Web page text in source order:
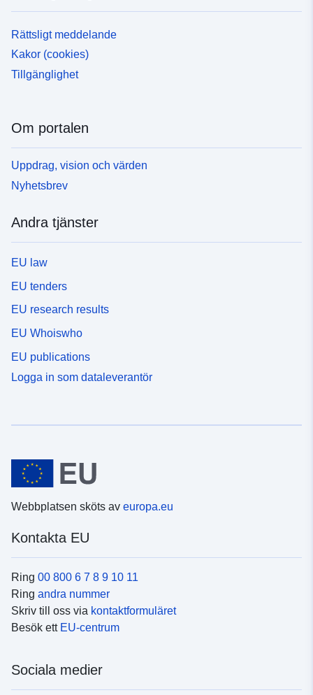
Rättsligt meddelande
Kakor (cookies)
Tillgänglighet
Om portalen
Uppdrag, vision och värden
Nyhetsbrev
Andra tjänster
EU law
EU tenders
EU research results
EU Whoiswho
EU publications
Logga in som dataleverantör
Webbplatsen sköts av europa.eu
Kontakta EU
Ring 00 800 6 7 8 9 10 11
Ring andra nummer
Skriv till oss via kontaktformuläret
Besök ett EU-centrum
Sociala medier